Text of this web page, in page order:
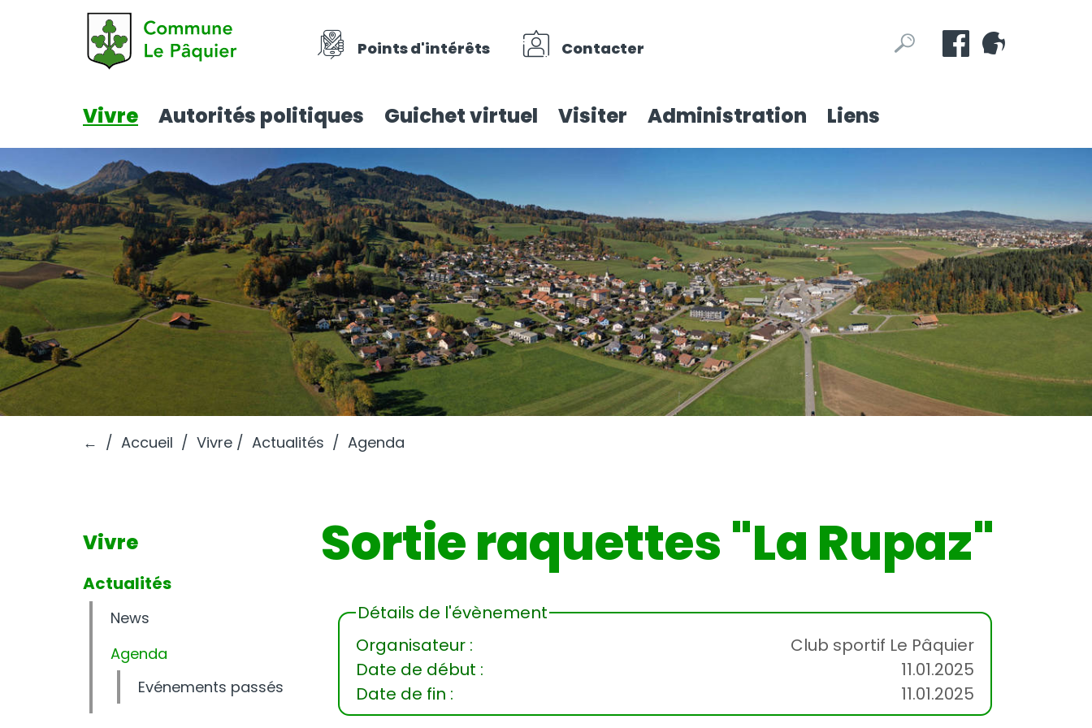
Points d'intérêts Contacter
Mots
clésRechercher
Vivre Autorités politiques Guichet virtuel Visiter Administration Liens
← Accueil Vivre Actualités Agenda
Vivre
Actualités
News
Agenda
Evénements passés
Sortie raquettes "La Rupaz"
Détails de l'évènement
Organisateur :
Club sportif Le Pâquier
Date de début :
11.01.2025
Date de fin :
11.01.2025